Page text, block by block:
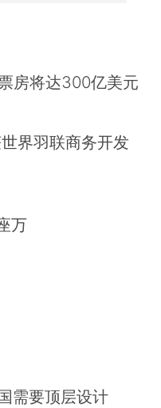
房将达300亿美元
界羽联商务开发
万
需要顶层设计